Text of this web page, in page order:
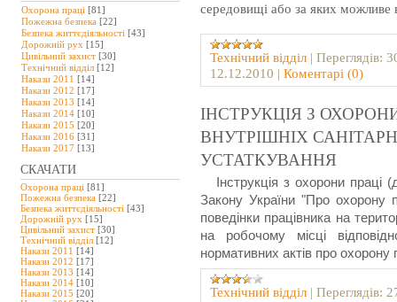
Охорона праці [81]
Пожежна безпека [22]
Безпека життєдіяльності [43]
Дорожній рух [15]
Цивільний захист [30]
Технічний відділ [12]
Накази 2011 [14]
Накази 2012 [17]
Накази 2013 [14]
Накази 2014 [10]
Накази 2015 [20]
Накази 2016 [31]
Накази 2017 [13]
СКАЧАТИ
Охорона праці [81]
Пожежна безпека [22]
Безпека життєдіяльності [43]
Дорожній рух [15]
Цивільний захист [30]
Технічний відділ [12]
Накази 2011 [14]
Накази 2012 [17]
Накази 2013 [14]
Накази 2014 [10]
Накази 2015 [20]
середовищі або за яких можливе
Технічний відділ | Переглядів:
12.12.2010 | Коментарі (0)
ІНСТРУКЦІЯ З
ВНУТРІШНІХ
УСТАТКУВАННЯ
Інструкція з охорони праці
Закону України "Про охорону
поведінки працівника на
на робочому місці
нормативних актів про охорону
Технічний відділ | Переглядів: